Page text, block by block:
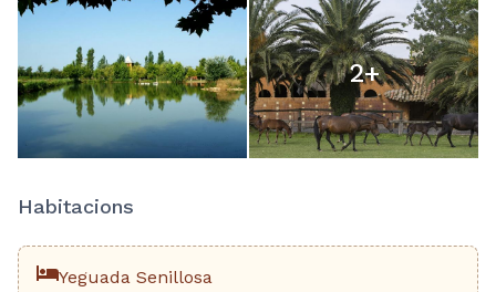
2+
Habitacions
Yeguada Senillosa